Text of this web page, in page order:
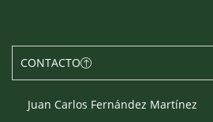
CONTACTO
Juan Carlos Fernández Martínez